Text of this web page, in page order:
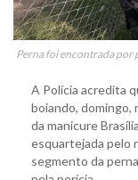
Perna foi encontrada por
A Polícia acredita
boiando, domingo,
da manicure
esquartejada pelo
segmento da